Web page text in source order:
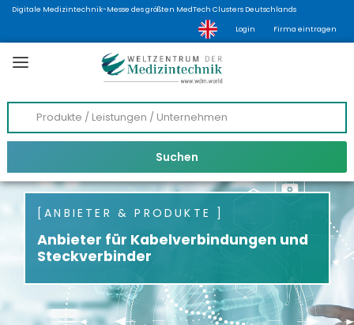
Digitale Medizintechnik-Messe des größten MedTech Clusters Deutschlands
Login Firma eintragen
ANBIETER & PRODUKTE
Anbieter für Kabelverbindungen und
Steckverbinder